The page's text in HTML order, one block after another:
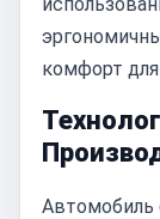
комфорт